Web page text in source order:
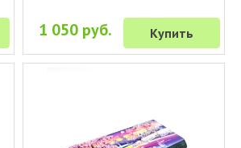
1 050 руб. Купить